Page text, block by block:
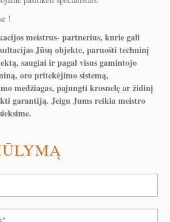
!
meistrus- partnerius, kurie gali
Jūsų objekte, paruošti techninį
saugiai ir pagal visus gamintojo
oro pritekėjimo sistemą,
medžiagas, pajungti krosnelę ar židinį
garantiją. Jeigu Jums reikia meistro